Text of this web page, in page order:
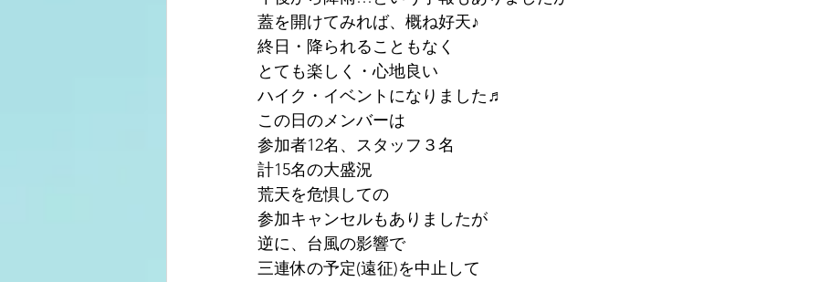
蓋を開けてみれば、概ね好天♪
終日・降られることもなく
とても楽しく・心地良い
ハイク・イベントになりました♬
この日のメンバーは
参加者12名、スタッフ３名
計15名の大盛況
荒天を危惧しての
参加キャンセルもありましたが
逆に、台風の影響で
三連休の予定(遠征)を中止して